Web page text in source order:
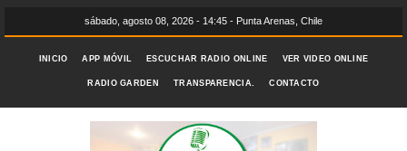
sábado, agosto 08, 2026 - 14:45 - Punta Arenas, Chile
INICIO APP MÓVIL ESCUCHAR RADIO ONLINE VER VIDEO ONLINE
RADIO GARDEN TRANSPARENCIA. CONTACTO